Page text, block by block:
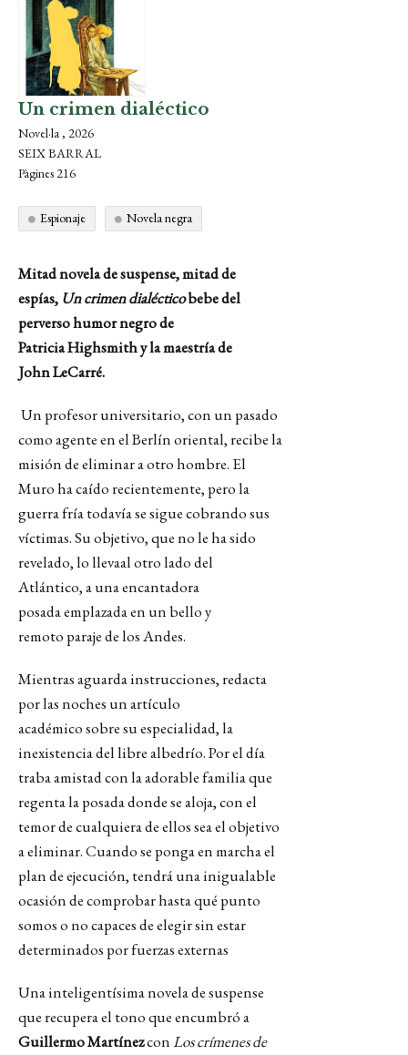
Un crimen dialéctico
Novel·la , 2026
SEIX BARRAL
Pàgines 216
Espionaje Novela negra
Mitad novela de suspense, mitad de
espías, Un crimen dialécticobebe del
perverso humor negro de
PatriciaHighsmithy la maestría de
JohnLeCarré.
Un profesor universitario, con un pasado
como agente en el Berlín oriental, recibe la
misión de eliminar a otro hombre. El
Muro ha caído recientemente, pero la
guerra fría todavía se sigue cobrando sus
víctimas.Su objetivo, que no le ha sido
revelado,lo llevaal otro lado del
Atlántico,aunaencantadora
posadaemplazada en un belloy
remoto paraje de los Andes.
Mientrasaguardainstrucciones, redacta
por las noches unartículo
académicosobre su especialidad,la
inexistencia dellibre albedrío. Por el día
traba amistad con la adorable familia que
regenta la posada donde se aloja,con el
temor de cualquiera de ellos seael objetivo
a eliminar.Cuando se ponga en marcha el
plan de ejecución, tendrá una inigualable
ocasión de comprobar hasta qué punto
somos o no capaces de elegir sin estar
determinados por fuerzas externas
Una inteligentísima novela de suspense
que recupera el tonoque encumbró a
Guillermo MartínezconLos crímenes de